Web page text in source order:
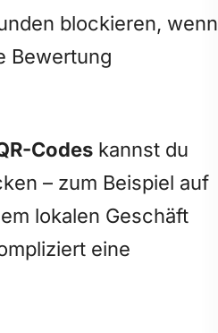
blockieren, wenn
Bewertung
Codes kannst du
– zum Beispiel auf
lokalen Geschäft
eine